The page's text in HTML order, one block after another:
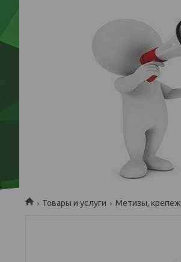
Товары и услуги Метизы, крепеж